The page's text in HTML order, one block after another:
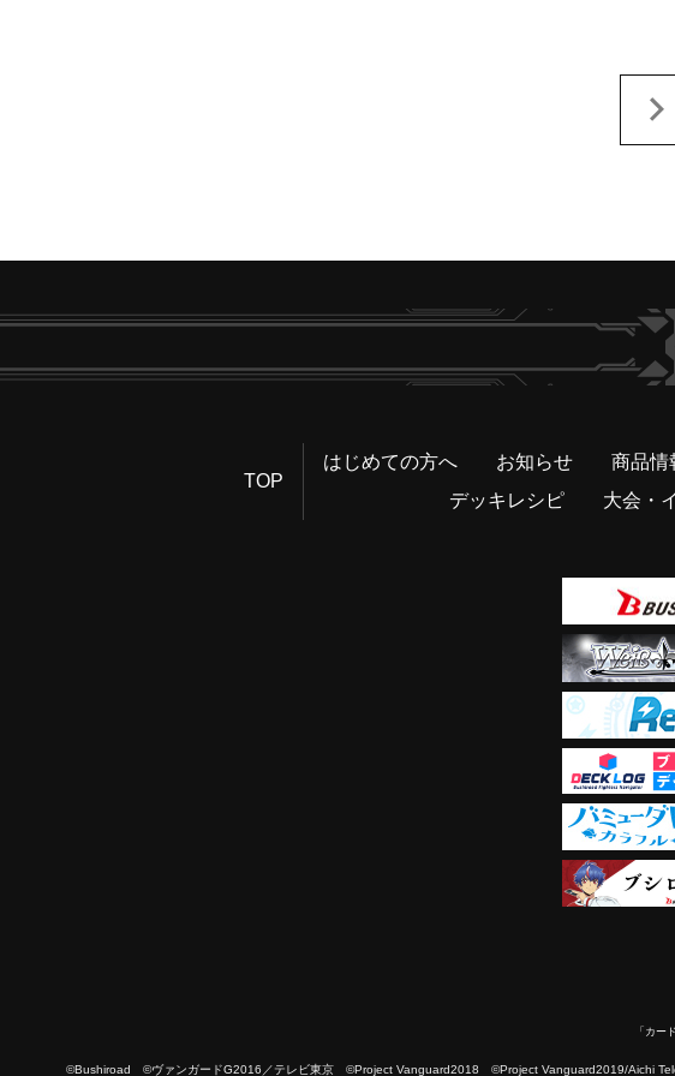
TOP
はじめての方へ お知らせ 商品情
デッキレシピ
大会・
「カー
©Bushiroad ©ヴァンガードG2016／テレビ東京 ©Project Vanguard2018 ©Project Vanguard2019/Aichi